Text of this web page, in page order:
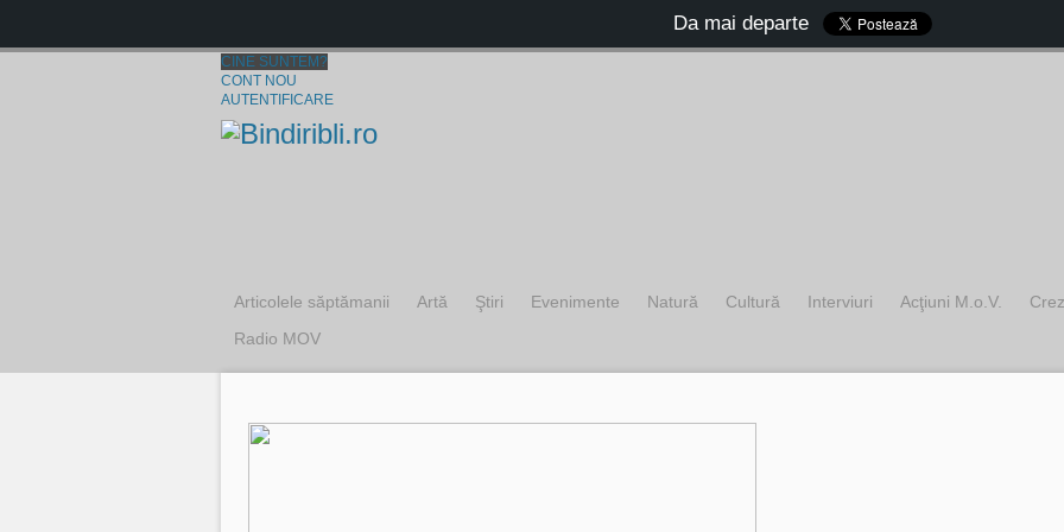
CINE SUNTEM?
CONT NOU
AUTENTIFICARE
Articolele săptămanii Artă Ştiri Evenimente Natură Cultură Interviuri Acţiuni M.o.V. Crez
Radio MOV
Da mai departe